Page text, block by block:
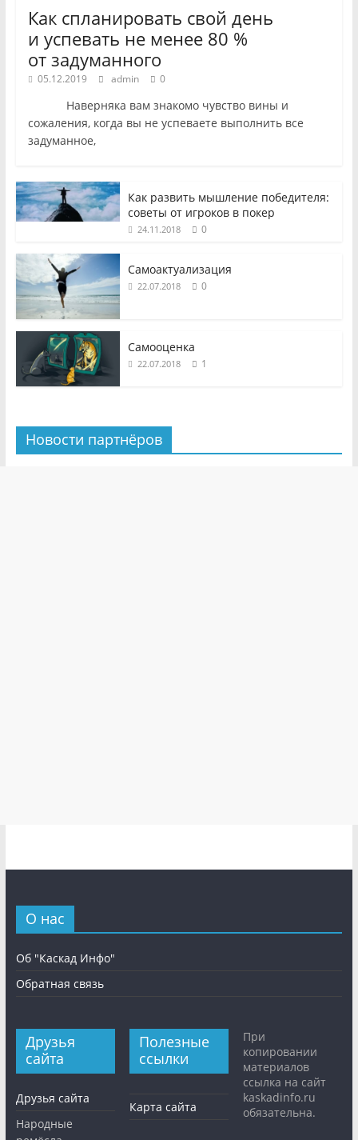
Как спланировать свой день
и успевать не менее 80 %
от задуманного
05.12.2019 admin 0
Наверняка вам знакомо чувство вины и
сожаления, когда вы не успеваете выполнить все
задуманное,
Как развить мышление победителя:
советы от игроков в покер
24.11.2018 0
Самоактуализация
22.07.2018 0
Самооценка
22.07.2018 1
Новости партнёров
О нас
Об "Каскад Инфо"
Обратная связь
Друзья
сайта
Друзья сайта
Народные
Полезные
ссылки
Карта сайта
При
копировании
материалов
ссылка на сайт
kaskadinfo.ru
обязательна.